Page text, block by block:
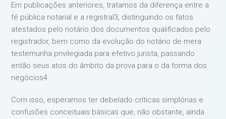
Em publicações anteriores, tratamos da diferença entre a
fé pública notarial e a registral3, distinguindo os fatos
atestados pelo notário dos documentos qualificados pelo
registrador, bem como da evolução do notário de mera
testemunha privilegiada para efetivo jurista, passando
então seus atos do âmbito da prova para o da forma dos
negócios4.
Com isso, esperamos ter debelado críticas simplórias e
confusões conceituais básicas que, não obstante, ainda